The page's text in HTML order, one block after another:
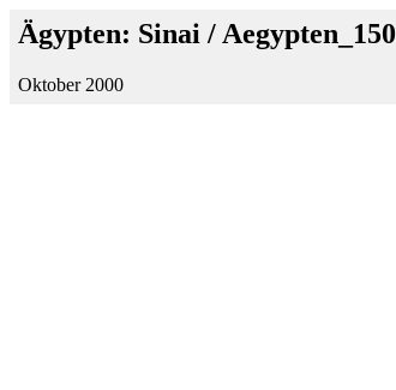
Ägypten: Sinai / Aegypten_150
Oktober 2000